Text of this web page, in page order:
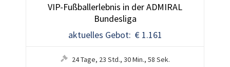
VIP-Fußballerlebnis in der ADMIRAL
Bundesliga
aktuelles Gebot: € 1.161
24Tage, 23 Std., 30Min., 55 Sek.